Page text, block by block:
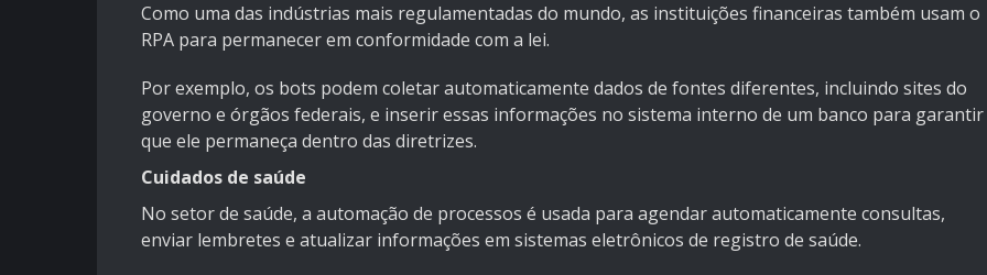
Como uma das indústrias mais regulamentadas do mundo, as instituições financeiras também usam o
RPA para permanecer em conformidade com a lei.
Por exemplo, os bots podem coletar automaticamente dados de fontes diferentes, incluindo sites do
governo e órgãos federais, e inserir essas informações no sistema interno de um banco para garantir
que ele permaneça dentro das diretrizes.
Cuidados de saúde
No setor de saúde, a automação de processos é usada para agendar automaticamente consultas,
enviar lembretes e atualizar informações em sistemas eletrônicos de registro de saúde.